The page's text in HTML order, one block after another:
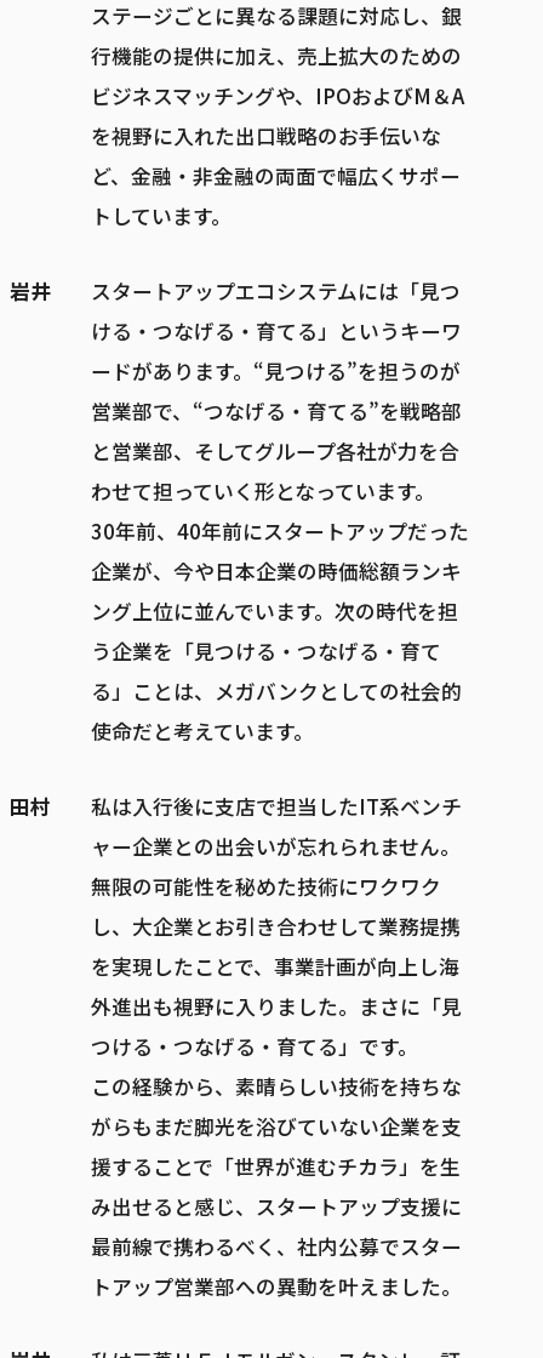
ステージごとに異なる課題に対応し、銀
行機能の提供に加え、売上拡大のための
ビジネスマッチングや、IPOおよびM＆A
を視野に入れた出口戦略のお手伝いな
ど、金融・非金融の両面で幅広くサポー
トしています。
岩井
スタートアップエコシステムには「見つ
ける・つなげる・育てる」というキーワ
ードがあります。“見つける”を担うのが
営業部で、“つなげる・育てる”を戦略部
と営業部、そしてグループ各社が力を合
わせて担っていく形となっています。
30年前、40年前にスタートアップだった
企業が、今や日本企業の時価総額ランキ
ング上位に並んでいます。次の時代を担
う企業を「見つける・つなげる・育て
る」ことは、メガバンクとしての社会的
使命だと考えています。
田村
私は入行後に支店で担当したIT系ベンチ
ャー企業との出会いが忘れられません。
無限の可能性を秘めた技術にワクワク
し、大企業とお引き合わせして業務提携
を実現したことで、事業計画が向上し海
外進出も視野に入りました。まさに「見
つける・つなげる・育てる」です。
この経験から、素晴らしい技術を持ちな
がらもまだ脚光を浴びていない企業を支
援することで「世界が進むチカラ」を生
み出せると感じ、スタートアップ支援に
最前線で携わるべく、社内公募でスター
トアップ営業部への異動を叶えました。